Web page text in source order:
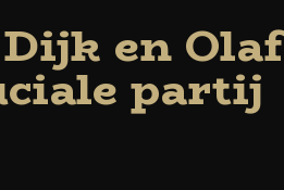
en Olaf
partij